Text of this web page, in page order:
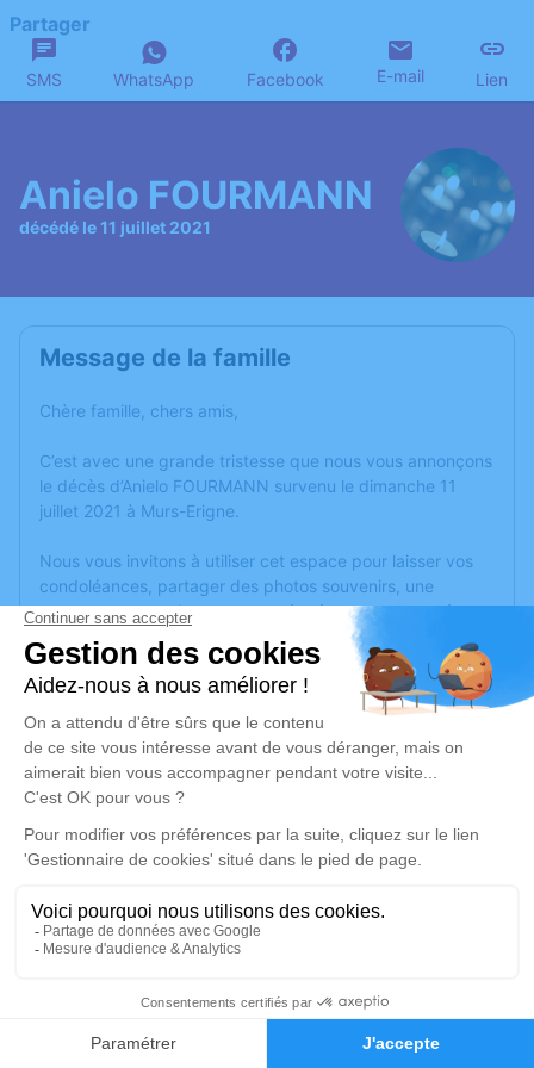
Faire-part Hommages
Partager
SMS WhatsApp Facebook E-mail Lien
Anielo FOURMANN
décédé le 11 juillet 2021
Message de la famille
Chère famille, chers amis,
C’est avec une grande tristesse que nous vous annonçons
le décès d’Anielo FOURMANN survenu le dimanche 11
juillet 2021 à Murs-Erigne.
Nous vous invitons à utiliser cet espace pour laisser vos
condoléances, partager des photos souvenirs, une
anecdote ou exprimer vos pensées à travers des poèmes
ou des textes. Cet endroit est un lieu d'expression dédié à
honorer la mémoire d’Anielo FOURMANN.
Un service de plantation d’arbre hommage estdisponible
vendredi 16 juillet 2021 à 10h00
Eglise Sainte-Thérèse d'Angers
49000 Angers
Je rends hommage